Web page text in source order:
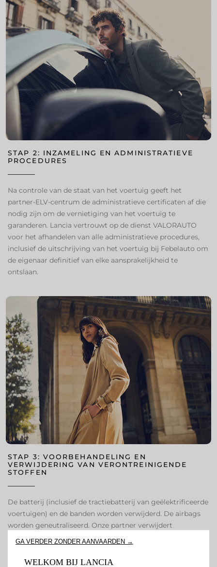
STAP 2: INZAMELING EN ADMINISTRATIEVE
PROCEDURES ​
Na controle van de staat van het voertuig geeft het
partner-ELV-centrum de administratieve certificaten af die
nodig zijn om de vernietiging van het voertuig te
garanderen. Lancia vertrouwt op de dienst VALORAUTO
voor het afhandelen van alle administratieve procedures,
inclusief de uitschrijving van het voertuig bij Febelauto om
de eigenaar definitief van elke aansprakelijkheid te
ontslaan.
STAP 3: VOORBEHANDELING EN
VERWIJDERING VAN VERONTREINIGENDE
STOFFEN
De batterij (inclusief de tractiebatterij van geëlektrificeerde
voertuigen) en de banden worden verwijderd. De airbags
worden geneutraliseerd. Onze partner verwijdert
vervolgens de resterende brandstof en andere vloeistoffen
koelvloeistoffen en koelmiddel uit het
GA VERDER ZONDER AANVAARDEN →
WELKOM BIJ LANCIA